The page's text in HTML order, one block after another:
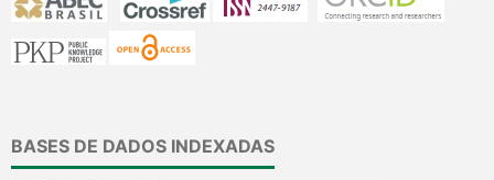
BASES DE DADOS INDEXADAS